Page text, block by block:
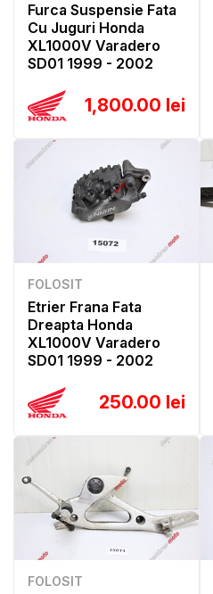
Furca Suspensie Fata
Cu Juguri Honda
XL1000V Varadero
SD01 1999 - 2002
1,800.00 lei
FOLOSIT
Etrier Frana Fata
Dreapta Honda
XL1000V Varadero
SD01 1999 - 2002
250.00 lei
FOLOSIT